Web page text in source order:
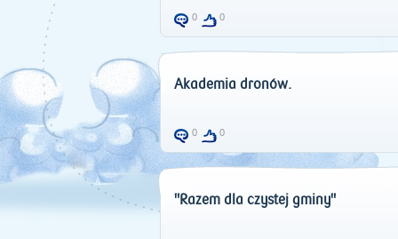
0 0
Akademia dronów.
0 0
"Razem dla czystej gminy"